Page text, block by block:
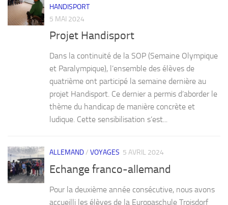
HANDISPORT
5 MAI 2024
Projet Handisport
Dans la continuité de la SOP (Semaine Olympique
et Paralympique), l’ensemble des élèves de
quatrième ont participé la semaine dernière au
projet Handisport. Ce dernier a permis d’aborder le
thème du handicap de manière concrète et
ludique. Cette sensibilisation s’est...
ALLEMAND/ VOYAGES 5 AVRIL 2024
Echange franco-allemand
Pour la deuxième année consécutive, nous avons
accueilli les élèves de la Europaschule Troisdorf